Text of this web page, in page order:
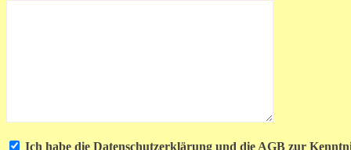
Ich habe die Datenschutzerklärung und die AGB zur